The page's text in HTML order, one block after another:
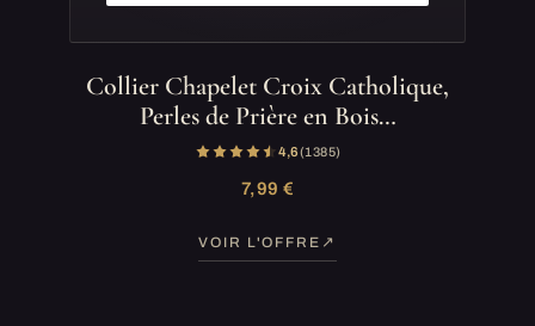
Collier Chapelet Croix Catholique,
Perles de Prière en Bois…
4,6(1 385)
7,99 €
VOIR L'OFFRE